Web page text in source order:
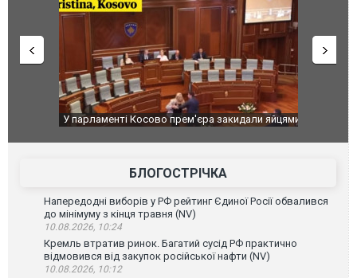
У парламенті Косово прем'єра закидали яйцями
Приїхав
до
зіркового
БЛОГОСТРІЧКА
Напередодні виборів у РФ рейтинг Єдиної Росії обвалився
до мінімуму з кінця травня (NV)
10.08.2026, 10:24
Кремль втратив ринок. Багатий сусід РФ практично
відмовився від закупок російської нафти (NV)
10.08.2026, 10:12